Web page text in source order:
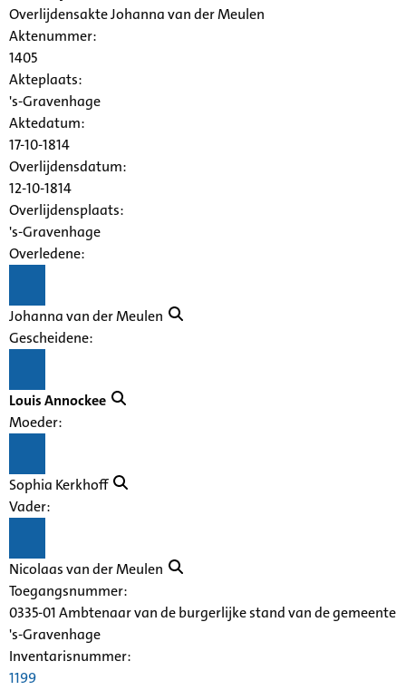
Overlijdensakte Johanna van der Meulen
Aktenummer:
1405
Akteplaats:
's-Gravenhage
Aktedatum:
17-10-1814
Overlijdensdatum:
12-10-1814
Overlijdensplaats:
's-Gravenhage
Overledene:
Johanna van der Meulen
Gescheidene:
Louis Annockee
Moeder:
Sophia Kerkhoff
Vader:
Nicolaas van der Meulen
Toegangsnummer:
0335-01 Ambtenaar van de burgerlijke stand van de gemeente
's-Gravenhage
Inventarisnummer:
1199